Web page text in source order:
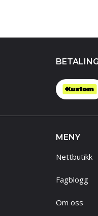
BETALING
MENY
Nettbutikk
Fagblogg
Om oss